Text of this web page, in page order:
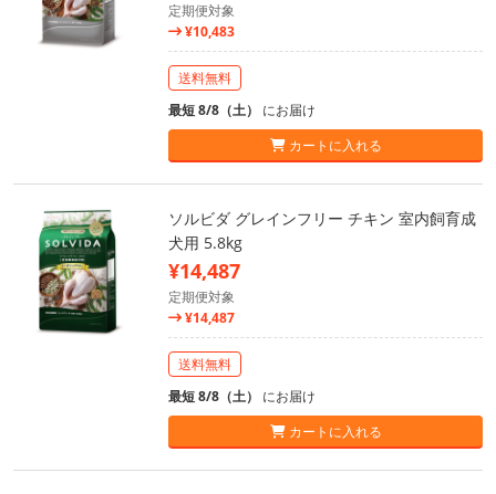
定期便対象
¥10,483
送料無料
最短 8/8（土） にお届け
カートに入れる
ソルビダ グレインフリー チキン 室内飼育成
犬用 5.8kg
¥14,487
定期便対象
¥14,487
送料無料
最短 8/8（土） にお届け
カートに入れる